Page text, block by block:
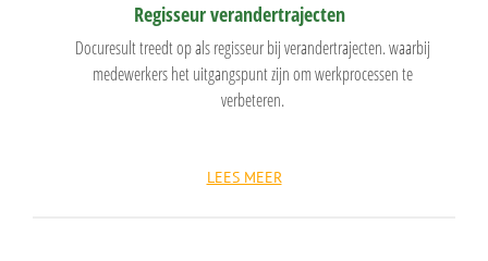
Regisseur verandertrajecten
Docuresult treedt op als regisseur bij verandertrajecten. waarbij
medewerkers het uitgangspunt zijn om werkprocessen te
verbeteren.
LEES MEER